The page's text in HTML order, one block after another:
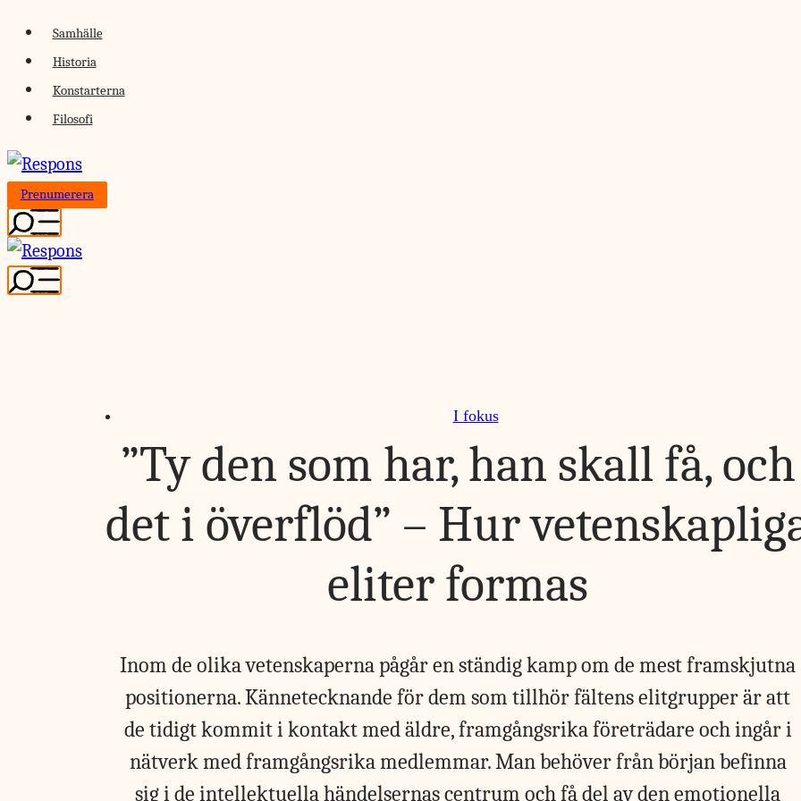
Skip
content
Samhälle
Historia
Konstarterna
Filosofi
Prenumerera
I fokus
”Ty den som har, han skall få, och
det i överflöd” – Hur
eliter formas
Inom de olika vetenskaperna pågår en ständig kamp om de mest framskjutna
positionerna. Kännetecknande för dem som tillhör fältens elitgrupper är att
de tidigt kommit i kontakt med äldre, framgångsrika företrädare och ingår i
nätverk med framgångsrika medlemmar. Man behöver från början befinna
sig i de intellektuella händelsernas centrum och få del av den emotionella